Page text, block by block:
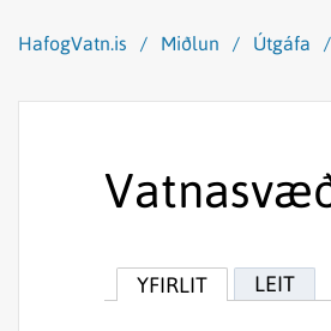
HafogVatn.is / Miðlun / Útgáfa /
YFIRLIT LEIT